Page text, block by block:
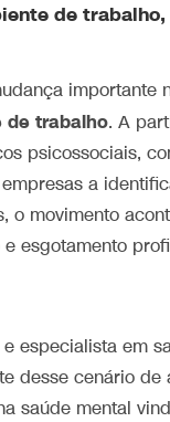
de
importante
de trabalho. A
psicossociais,
a
o movimento
esgotamento
especialista em
desse cenário de
saúde mental